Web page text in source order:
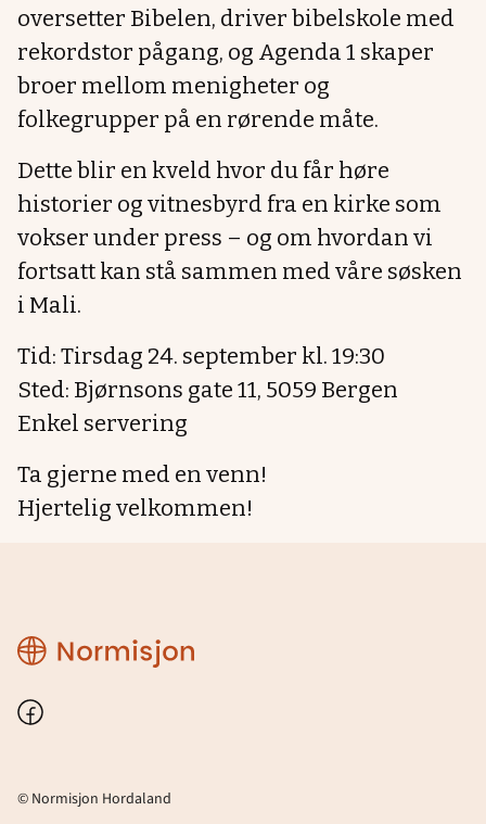
oversetter Bibelen, driver bibelskole med
rekordstor pågang, og Agenda 1 skaper
broer mellom menigheter og
folkegrupper på en rørende måte.
Dette blir en kveld hvor du får høre
historier og vitnesbyrd fra en kirke som
vokser under press – og om hvordan vi
fortsatt kan stå sammen med våre søsken
i Mali.
Tid: Tirsdag 24. september kl. 19:30
Sted: Bjørnsons gate 11, 5059 Bergen
Enkel servering
Ta gjerne med en venn!
Hjertelig velkommen!
Normisjon
Hordaland
Facebook
© Normisjon Hordaland